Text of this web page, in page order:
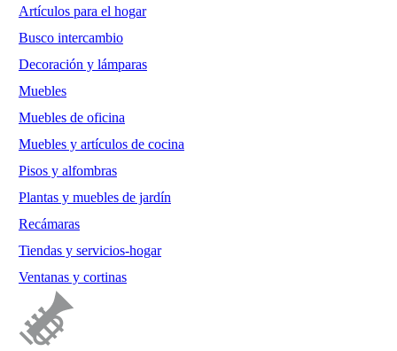
Artículos para el hogar
Busco intercambio
Decoración y lámparas
Muebles
Muebles de oficina
Muebles y artículos de cocina
Pisos y alfombras
Plantas y muebles de jardín
Recámaras
Tiendas y servicios-hogar
Ventanas y cortinas